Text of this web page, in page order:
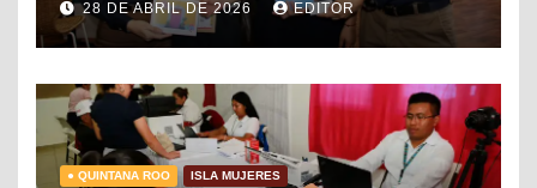
MÉXICO
28 DE ABRIL DE 2026 EDITOR
● QUINTANA ROO ISLA MUJERES